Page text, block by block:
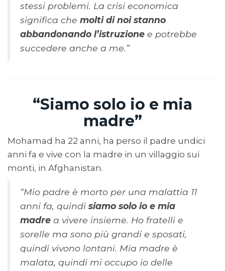
stessi problemi. La crisi economica
significa che molti di noi stanno
abbandonando l’istruzione e potrebbe
succedere anche a me.”
“Siamo solo io e mia
madre”
Mohamad ha 22 anni, ha perso il padre undici
anni fa e vive con la madre in un villaggio sui
monti, in Afghanistan.
“Mio padre è morto per una malattia 11
anni fa, quindi siamo solo io e mia
madre a vivere insieme. Ho fratelli e
sorelle ma sono più grandi e sposati,
quindi vivono lontani. Mia madre è
malata, quindi mi occupo io delle